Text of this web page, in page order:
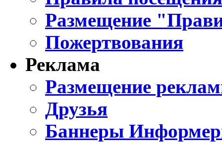
Размещение
Пожертвования
Реклама
Размещение
Друзья
Баннеры